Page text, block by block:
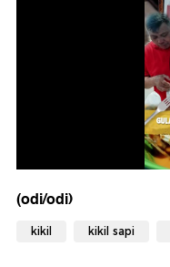
(odi/odi)
kikil kikil sapi